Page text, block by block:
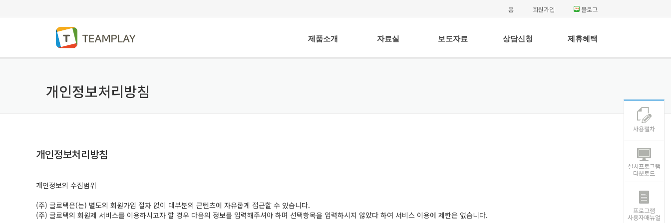
홈 회원가입 블로그
제품소개 자료실 보도자료 상담신청 제휴혜택
사용절차
설치프로그램
다운로드
프로그램
사용자매뉴얼
개인정보처리방침
개인정보처리방침
개인정보의 수집범위
(주) 글로텍은(는) 별도의 회원가입 절차 없이 대부분의 콘텐츠에 자유롭게 접근할 수 있습니다.
(주) 글로텍의 회원제 서비스를 이용하시고자 할 경우 다음의 정보를 입력해주셔야 하며 선택항목을 입력하시지 않았다 하여 서비스 이용에 제한은 없습니다.